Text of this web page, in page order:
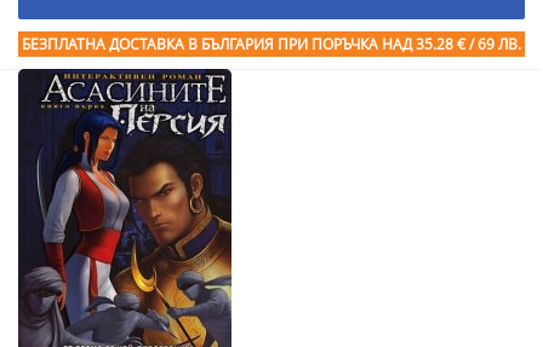
БЕЗПЛАТНА ДОСТАВКА В БЪЛГАРИЯ ПРИ ПОРЪЧКА НАД 35.28 € / 69 ЛВ.